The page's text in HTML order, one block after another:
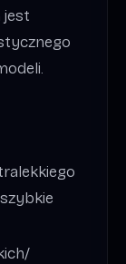
jest